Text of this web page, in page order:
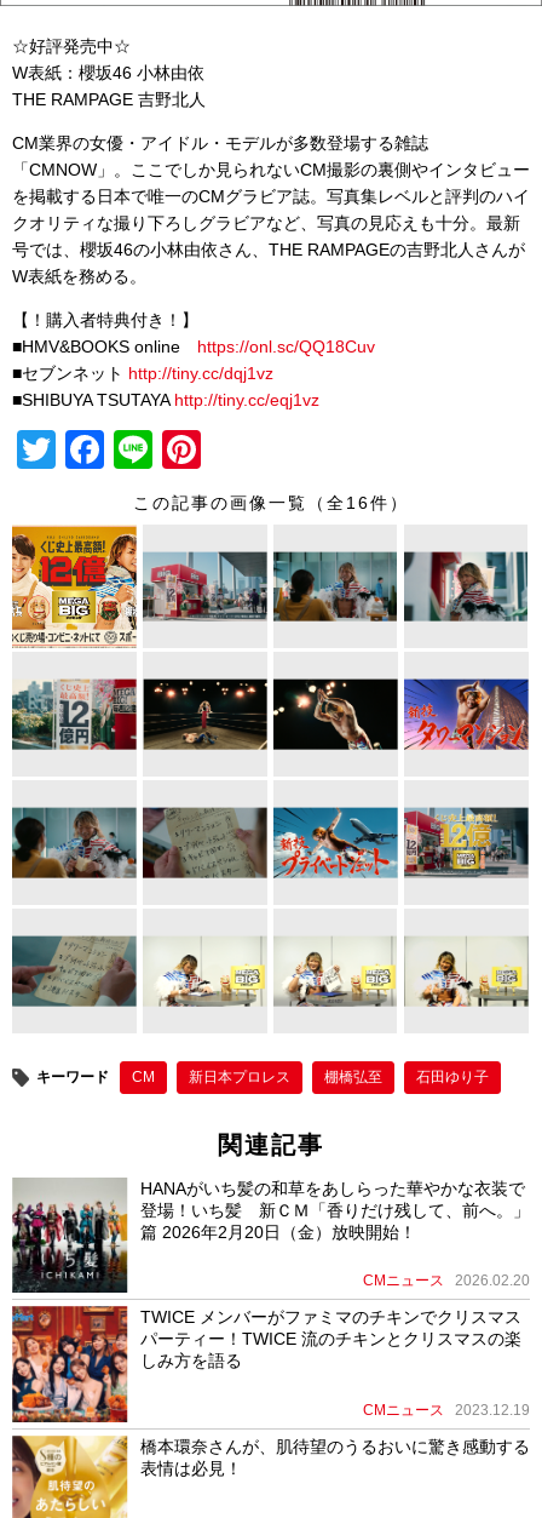
☆好評発売中☆
W表紙：櫻坂46 小林由依
THE RAMPAGE 吉野北人
CM業界の女優・アイドル・モデルが多数登場する雑誌
「CMNOW」。ここでしか見られないCM撮影の裏側やインタビュー
を掲載する日本で唯一のCMグラビア誌。写真集レベルと評判のハイ
クオリティな撮り下ろしグラビアなど、写真の見応えも十分。最新
号では、櫻坂46の小林由依さん、THE RAMPAGEの吉野北人さんが
W表紙を務める。
【！購入者特典付き！】
■HMV&BOOKS online https://onl.sc/QQ18Cuv
■セブンネット http://tiny.cc/dqj1vz
■SHIBUYA TSUTAYA http://tiny.cc/eqj1vz
T
tt
er
F
c
e
b
o
o
k
Li
n
nt
e
st
この記事の画像一覧（全16件）
キーワード CM 新日本プロレス 棚橋弘至 石田ゆり子
関連記事
HANAがいち髪の和草をあしらった華やかな衣装で
登場！いち髪 新ＣＭ「香りだけ残して、前へ。」
篇 2026年2月20日（金）放映開始！
CMニュース 2026.02.20
TWICE メンバーがファミマのチキンでクリスマス
パーティー！TWICE 流のチキンとクリスマスの楽
しみ方を語る
CMニュース 2023.12.19
橋本環奈さんが、肌待望のうるおいに驚き感動する
表情は必見！